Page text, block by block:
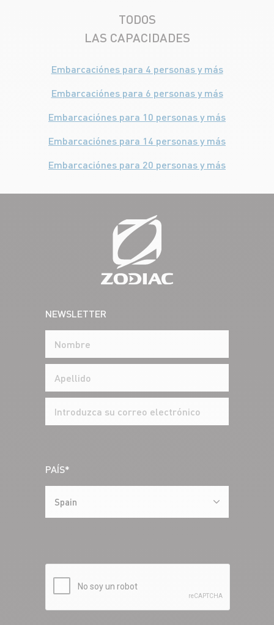
TODOS
LAS CAPACIDADES
Embarcaciónes para 4 personas y más
Embarcaciónes para 6 personas y más
Embarcaciónes para 10 personas y más
Embarcaciónes para 14 personas y más
Embarcaciónes para 20 personas y más
NEWSLETTER
PAÍS*
Spain